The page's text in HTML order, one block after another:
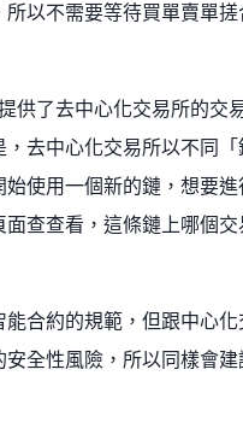
以不需要等待買單賣單搓
供了去中心化交易所的交
去中心化交易所以不同「
使用一個新的鏈，想要進
查查看，這條鏈上哪個交
合約的規範，但跟中心化
全性風險，所以同樣會建